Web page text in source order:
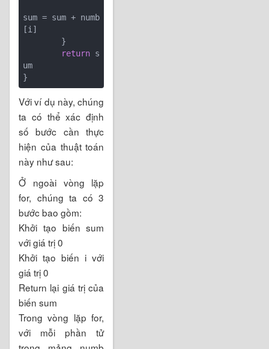
sum = sum + numb
[i]
return s
um
Với ví dụ này, chúng
ta có thể xác định
số bước cần thực
hiện của thuật toán
này như sau:
Ở ngoài vòng lặp
for, chúng ta có 3
bước bao gồm:
Khởi tạo biến sum
với giá trị 0
Khởi tạo biến i với
giá trị 0
Return lại giá trị của
biến sum
Trong vòng lặp for,
với mỗi phần tử